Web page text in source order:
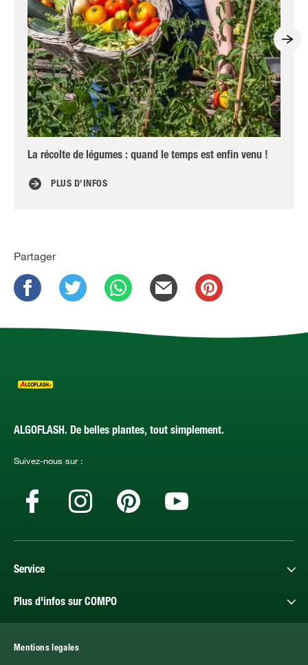
La récolte de légumes : quand le temps est enfin venu !
PLUS D’INFOS
Partager
ALGOFLASH. De belles plantes, tout simplement.
Suivez-nous sur :
Service
Plus d'infos sur COMPO
Mentions legales